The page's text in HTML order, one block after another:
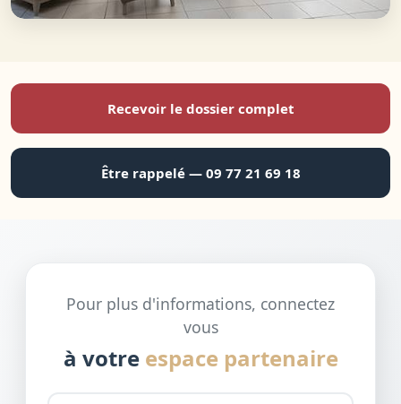
Recevoir le dossier complet
Être rappelé — 09 77 21 69 18
Pour plus d'informations, connectez
vous
à votre espace partenaire